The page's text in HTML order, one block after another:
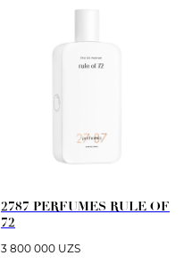
2787 PERFUMES RULE OF
72
3 800 000 UZS